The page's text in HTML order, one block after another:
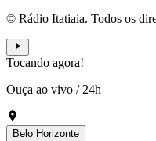
© Rádio Itatiaia. Todos os
Tocando agora!
Ouça ao vivo / 24h
Belo Horizonte